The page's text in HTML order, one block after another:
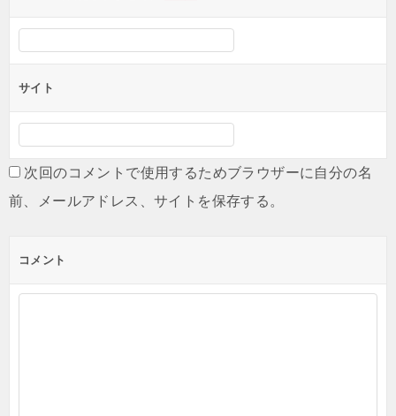
サイト
次回のコメントで使用するためブラウザーに自分の名
前、メールアドレス、サイトを保存する。
コメント